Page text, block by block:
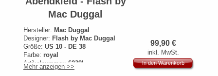
99,90€
inkl. MwSt.
In den Warenkorb
Mac Duggal
Hersteller: Mac Duggal
Designer: Flash by Mac Duggal
Größe: US 10 - DE 38
Farbe: royal
Artikelnummer:6239L
Originalpreis:329€
Mehr anzeigen >>